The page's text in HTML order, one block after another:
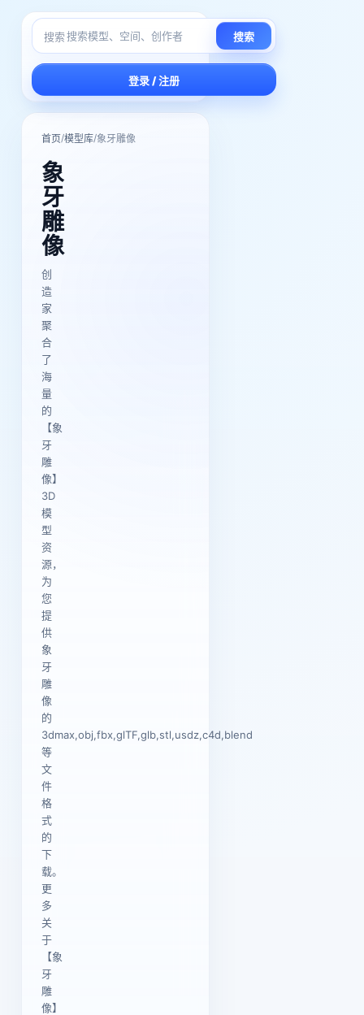
搜索 搜索
登录 / 注册
首页/模型库/象牙雕像
象
牙
雕
像
创
造
家
聚
合
了
海
量
的
【象
牙
雕
像】
3D
模
型
资
源，
为
您
提
供
象
牙
雕
像
的
3dmax,obj,fbx,glTF,glb,stl,usdz,c4d,blend
等
文
件
格
式
的
下
载。
更
多
关
于
【象
牙
雕
像】